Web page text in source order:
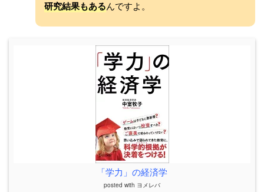
研究結果もあるんですよ。
「学力」の経済学
posted with ヨメレバ